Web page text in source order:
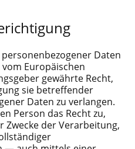
Daten
Europäischen
gewährte Recht,
sie betreffender
Daten zu verlangen.
Person das Recht zu,
Zwecke der Verarbeitung,